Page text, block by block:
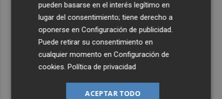
pueden basarse en el interés legítimo en
lugar del consentimiento; tiene derecho a
oponerse enConfiguración de publicidad.
Puede retirar su consentimiento en
cualquier momento enConfiguración de
cookies.Política de privacidad
ACEPTAR TODO